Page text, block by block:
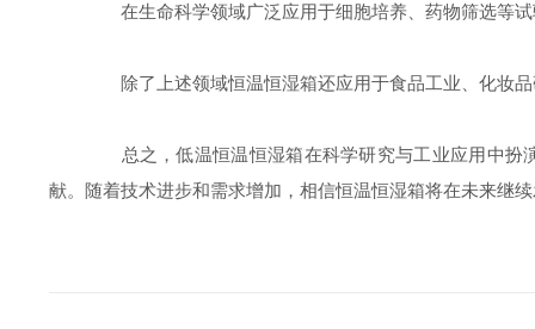
在生命科学领域广泛应用于细胞培养、药物筛选等试
除了上述领域恒温恒湿箱还应用于食品工业、化妆品
总之，低温恒温恒湿箱在科学研究与工业应用中扮
献。随着技术进步和需求增加，相信恒温恒湿箱将在未来继